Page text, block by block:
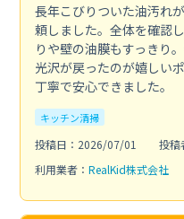
長年こびりついた油汚れ
頼しました。全体を確認
りや壁の油膜もすっきり
光沢が戻ったのが嬉しい
丁寧で安心できました。
キッチン清掃
投稿日：2026/07/01
投稿
利用業者： RealKid株式会社